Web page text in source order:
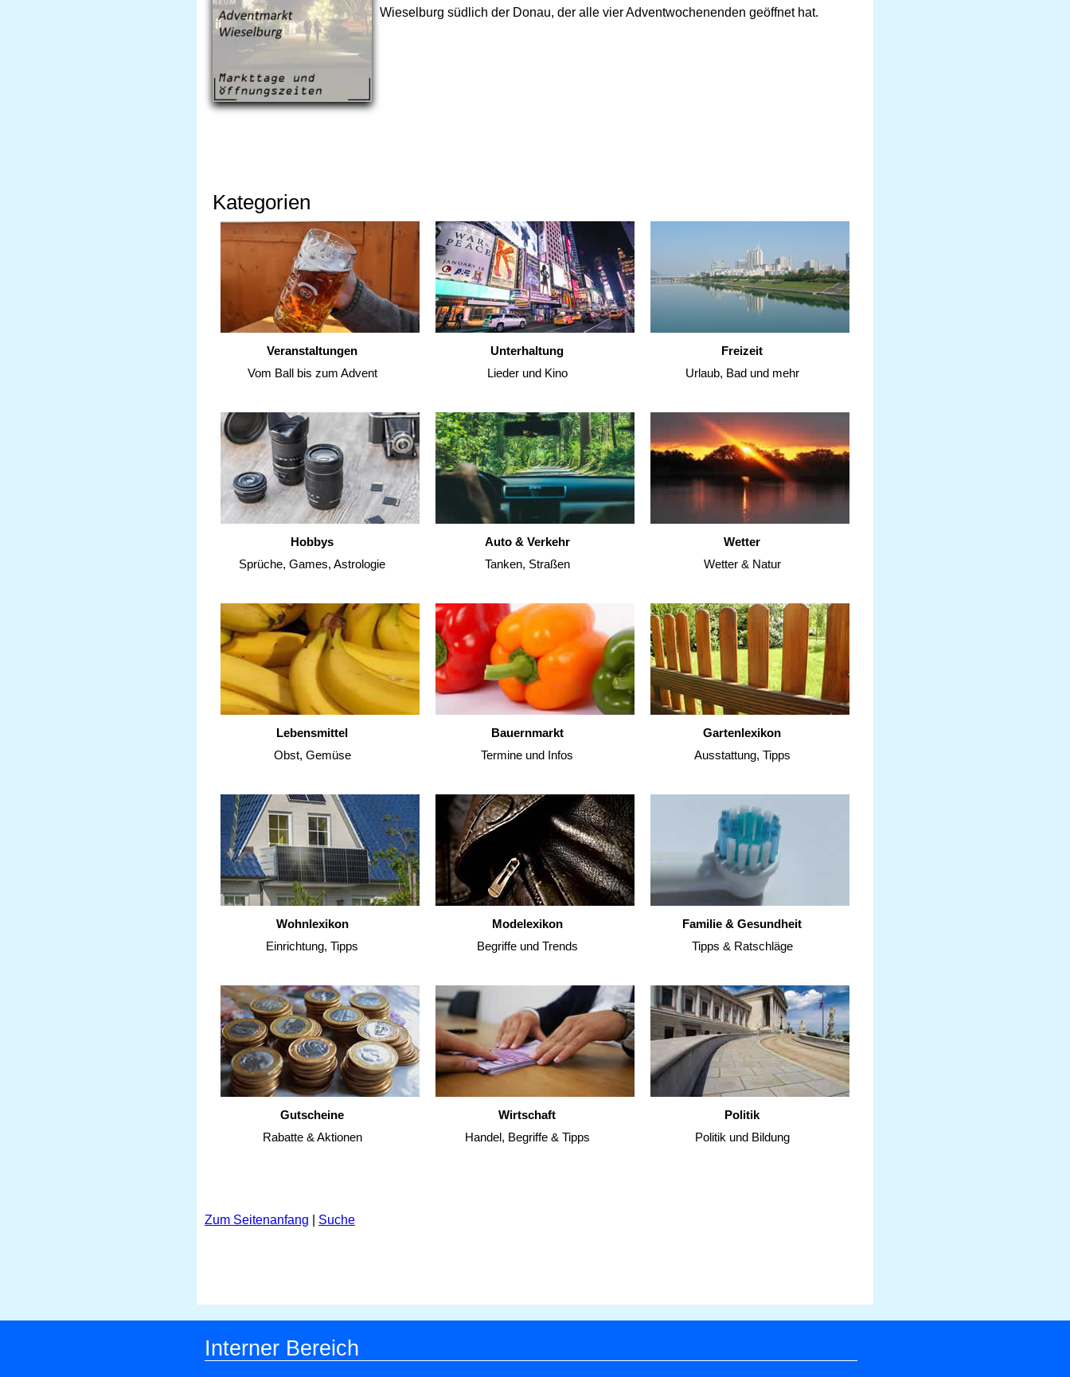
Wieselburg südlich der Donau, der alle vier Adventwochenenden geöffnet hat.
Kategorien
Veranstaltungen
Vom Ball bis zum Advent
Unterhaltung
Lieder und Kino
Freizeit
Urlaub, Bad und mehr
Hobbys
Sprüche, Games, Astrologie
Auto & Verkehr
Tanken, Straßen
Wetter
Wetter & Natur
Lebensmittel
Obst, Gemüse
Bauernmarkt
Termine und Infos
Gartenlexikon
Ausstattung, Tipps
Wohnlexikon
Einrichtung, Tipps
Modelexikon
Begriffe und Trends
Familie & Gesundheit
Tipps & Ratschläge
Gutscheine
Rabatte & Aktionen
Wirtschaft
Handel, Begriffe & Tipps
Politik
Politik und Bildung
Zum Seitenanfang Suche
Interner Bereich